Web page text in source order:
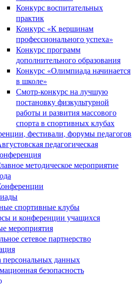
Конкурс воспитательных
практик
Конкурс «К вершинам
профессионального успеха»
Конкурс программ
дополнительного образования
Конкурс «Олимпиада начинается
в школе»
Смотр-конкурс на лучшую
постановку физкультурной
работы и развития массового
спорта в спортивных клубах
фестивали, форумы педагогов
педагогическая
методическое мероприятие
спортивные клубы
и конференции учащихся
мероприятия
сетевое партнерство
персональных данных
безопасность